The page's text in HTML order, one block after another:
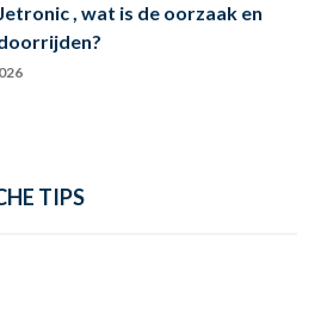
, wat is de oorzaak en
TIPS